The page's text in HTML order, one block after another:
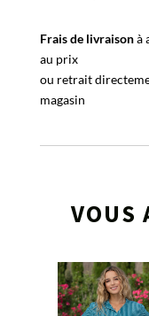
Frais de livraisonà
au prix
ou retrait
magasin
VOUS